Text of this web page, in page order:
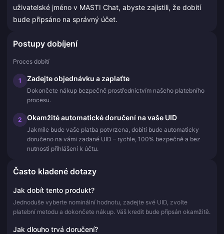
uživatelské jméno v MASTI Chat, abyste zajistili, že dobití
bude připsáno na správný účet.
Postupy dobíjení
Proces dobití
1 Zadejte objednávku a zaplaťte
Dokončete nákup bezpečně prostřednictvím našeho platebního
procesu.
2 Okamžité automatické doručení na vaše UID
Jakmile bude vaše platba potvrzena, dobití bude automaticky
doručeno na vámi zadané UID – rychle, 100% bezpečně a bez
nutnosti přihlášení k účtu.
Často kladené dotazy
Jak dobít tento produkt?
Jednoduše vyberte nominální hodnotu, zadejte své UID, zvolte
platební metodu a dokončete nákup. Váš kredit bude připsán okamžitě.
Jak dlouho trvá doručení?